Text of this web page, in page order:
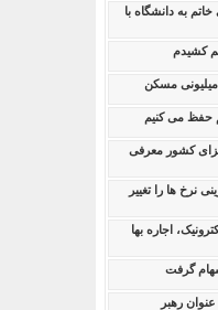
به دانشگاه با
کشیدم
حفظ می کنیم
کشور معرفی
نرخ ها را تغییر
اجاره بها
گرفت
رهبر